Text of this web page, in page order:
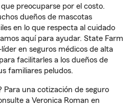
preocuparse por el costo.
dueños de mascotas
en lo que respecta al cuidado
aquí para ayudar. State Farm
en seguros médicos de alta
facilitarles a los dueños de
familiares peludos.
Para una cotización de seguro
a Veronica Roman en